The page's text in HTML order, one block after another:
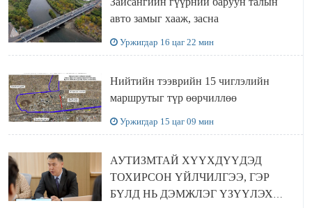
авто замыг хааж, засна
Уржигдар 16 цаг 22 мин
Нийтийн тээврийн 15 чиглэлийн
маршрутыг түр өөрчиллөө
Уржигдар 15 цаг 09 мин
АУТИЗМТАЙ ХҮҮХДҮҮДЭД
ТОХИРСОН ҮЙЛЧИЛГЭЭ, ГЭР
БҮЛД НЬ ДЭМЖЛЭГ ҮЗҮҮЛЭХ